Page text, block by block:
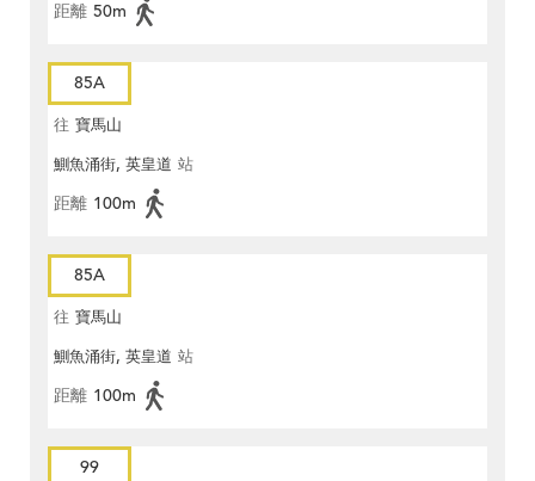
距離 50m
85A
往 寶馬山
鰂魚涌街, 英皇道 站
距離 100m
85A
往 寶馬山
鰂魚涌街, 英皇道 站
距離 100m
99